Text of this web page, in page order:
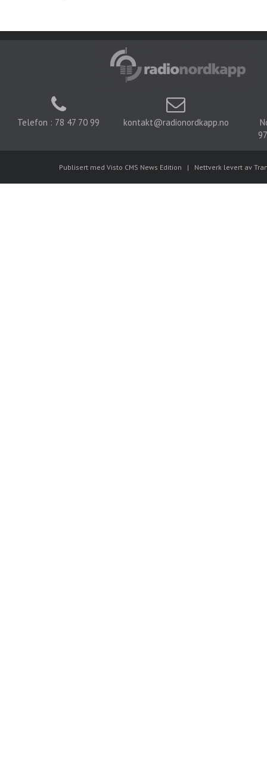
Telefon : 78 47 70 99 kontakt@radionordkapp.no
Publisert med Visto CMS News Edition | Nettverk levert av